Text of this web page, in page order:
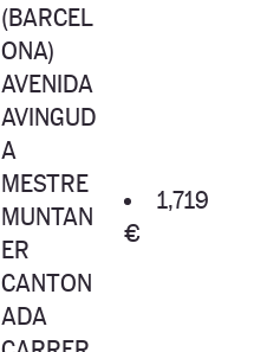
(BARCEL
ONA)
AVENIDA
AVINGUD
A
MESTRE
MUNTAN
ER
CANTON
ADA
1,719
€